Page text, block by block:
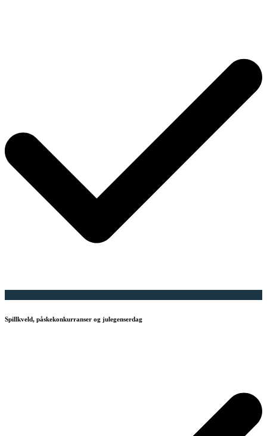
Spillkveld, påskekonkurranser og julegenserdag